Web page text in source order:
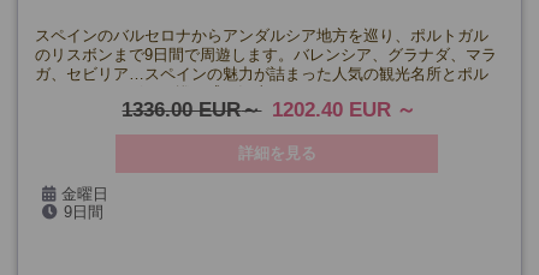
スペインのバルセロナからアンダルシア地方を巡り、ポルトガル
のリスボンまで9日間で周遊します。バレンシア、グラナダ、マラ
ガ、セビリア…スペインの魅力が詰まった人気の観光名所とポル
トガルのリスボンを巡る盛り沢山なコースです♪
1336.00 EUR 1202.40 EUR
詳細を見る
金曜日
9日間